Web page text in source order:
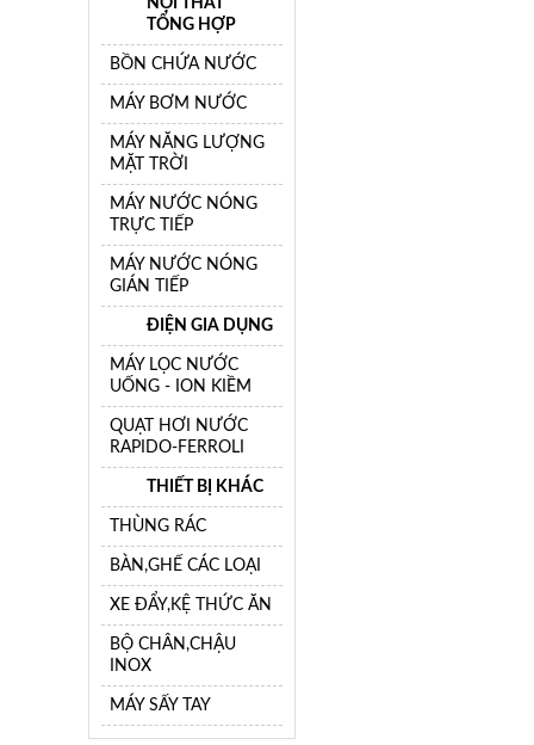
TỔNG HỢP
BỒN CHỨA NƯỚC
MÁY BƠM NƯỚC
MÁY NĂNG LƯỢNG
MẶT TRỜI
MÁY NƯỚC NÓNG
TRỰC TIẾP
MÁY NƯỚC NÓNG
GIÁN TIẾP
ĐIỆN GIA DỤNG
MÁY LỌC NƯỚC
UỐNG - ION KIỀM
QUẠT HƠI NƯỚC
RAPIDO-FERROLI
THIẾT BỊ KHÁC
THÙNG RÁC
BÀN,GHẾ CÁC LOẠI
XE ĐẨY,KỆ THỨC ĂN
BỘ CHÂN,CHẬU
INOX
MÁY SẤY TAY